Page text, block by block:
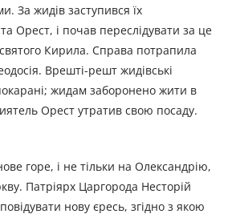
За жидів заступився їх
Орест, і почав переслідувати за це
святого Кирила. Справа потрапила
Врешті-решт жидівські
жидам заборонено жити в
Орест утратив свою посаду.
горе, і не тільки на Олександрію,
Патріярх Царгорода Несторій
нову єресь, згідно з якою